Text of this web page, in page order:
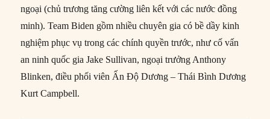
ngoại (chủ trương tăng cường liên kết với các nước đồng
minh). Team Biden gồm nhiều chuyên gia có bề dầy kinh
nghiệm phục vụ trong các chính quyền trước, như cố vấn
an ninh quốc gia Jake Sullivan, ngoại trưởng Anthony
Blinken, điều phối viên Ấn Độ Dương – Thái Bình Dương
Kurt Campbell.